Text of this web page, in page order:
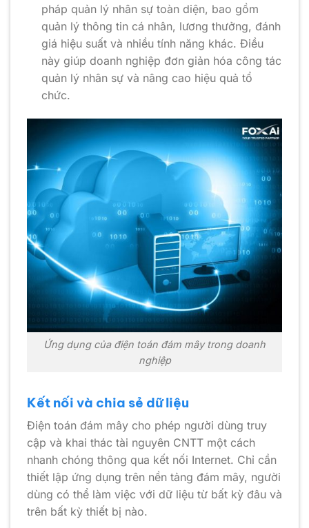
pháp quản lý nhân sự toàn diện, bao gồm
quản lý thông tin cá nhân, lương thưởng, đánh
giá hiệu suất và nhiều tính năng khác. Điều
này giúp doanh nghiệp đơn giản hóa công tác
quản lý nhân sự và nâng cao hiệu quả tổ
chức.
Ứng dụng của điện toán đám mây trong doanh
nghiệp
Kết nối và chia sẻ dữ liệu
Điện toán đám mây cho phép người dùng truy
cập và khai thác tài nguyên CNTT một cách
nhanh chóng thông qua kết nối Internet. Chỉ cần
thiết lập ứng dụng trên nền tảng đám mây, người
dùng có thể làm việc với dữ liệu từ bất kỳ đâu và
trên bất kỳ thiết bị nào.